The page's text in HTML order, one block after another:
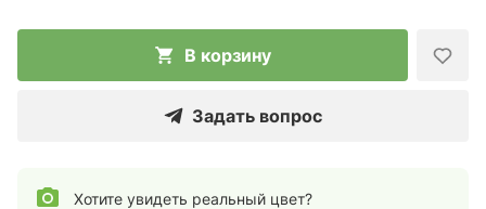
В корзину
Задать вопрос
Хотите увидеть реальный цвет?